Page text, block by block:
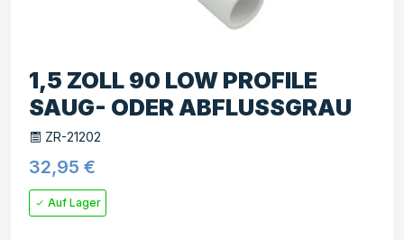
1,5 ZOLL 90 LOW PROFILE
SAUG- ODER ABFLUSSGRAU
ZR-21202
32,95 €
Auf Lager